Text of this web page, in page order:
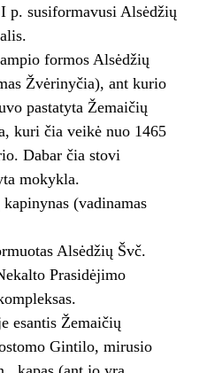
susiformavusi Alsėdžių
formos Alsėdžių
Žvėrinyčia), ant kurio
pastatyta Žemaičių
kuri čia veikė nuo 1465
Dabar čia stovi
mokykla.
(vadinamas
Alsėdžių Švč.
Prasidėjimo
esantis Žemaičių
Gintilo, mirusio